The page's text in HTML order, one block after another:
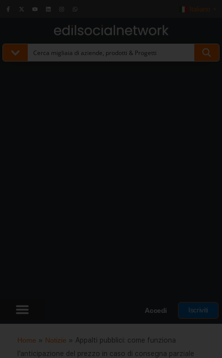
Italiano
Accedi Iscriviti
Home » Notizie » Appalti pubblici: come funziona
l’anticipazione del prezzo in caso di consegna parziale